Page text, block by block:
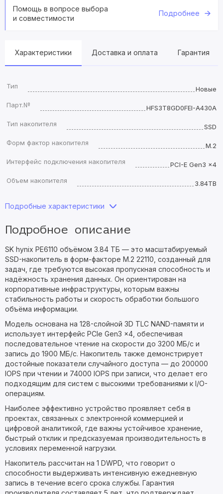
Помощь в вопросе выбора
и совместимости
Подробнее
Характеристики Доставка и оплата Гарантия
Тип
Новые
Парт.№
HFS3T8GD0FEI-A430A
Тип накопителя
SSD
Форм фактор накопителя
M.2
Интерфейс подключения накопителя
PCI-E Gen3 x4
Объем накопителя
3.84TB
Подробные характеристики
Подробное описание
SK hynix PE6110 объёмом 3.84 ТБ — это масштабируемый
SSD-накопитель в форм-факторе M.2 22110, созданный для
задач, где требуются высокая пропускная способность и
надёжность хранения данных. Он ориентирован на
корпоративные инфраструктуры, которым важны
стабильность работы и скорость обработки большого
объёма информации.
Модель основана на 128-слойной 3D TLC NAND-памяти и
использует интерфейс PCIe Gen3 x4, обеспечивая
последовательное чтение на скорости до 3200 МБ/с и
запись до 1900 МБ/с. Накопитель также демонстрирует
достойные показатели случайного доступа — до 200000
IOPS при чтении и 74000 IOPS при записи, что делает его
подходящим для систем с высокими требованиями к I/O-
операциям.
Наиболее эффективно устройство проявляет себя в
проектах, связанных с электронной коммерцией и
цифровой аналитикой, где важны устойчивое хранение,
быстрый отклик и предсказуемая производительность в
условиях переменной нагрузки.
Накопитель рассчитан на 1 DWPD, что говорит о
способности выдерживать интенсивную ежедневную
запись в течение всего срока службы. Гарантия